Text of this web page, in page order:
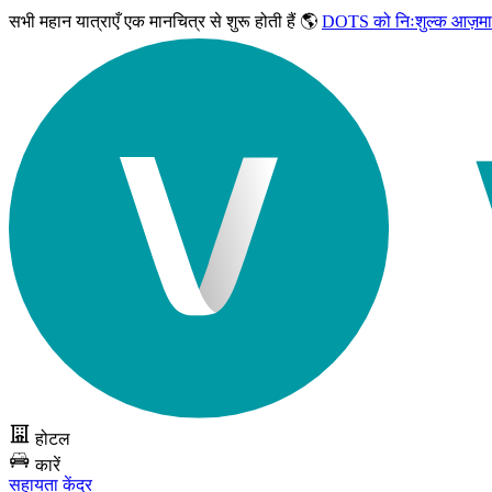
सभी महान यात्राएँएक मानचित्र से शुरू होती हैं 🌎 DOTS को निःशुल्क
होटल
कारें
सहायता केंद्र